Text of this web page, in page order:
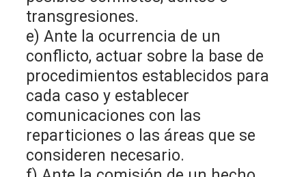
transgresiones.
e) Ante la ocurrencia de un
conflicto, actuar sobre la base de
procedimientos establecidos para
cada caso y establecer
comunicaciones con las
reparticiones o las áreas que se
consideren necesario.